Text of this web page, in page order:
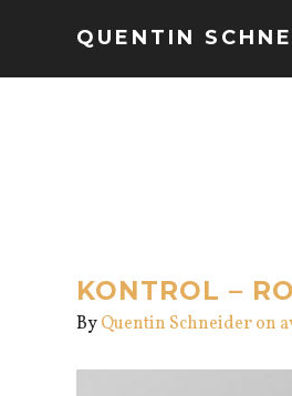
QUENTIN
KONTROL –
ByQuentin Schneideron